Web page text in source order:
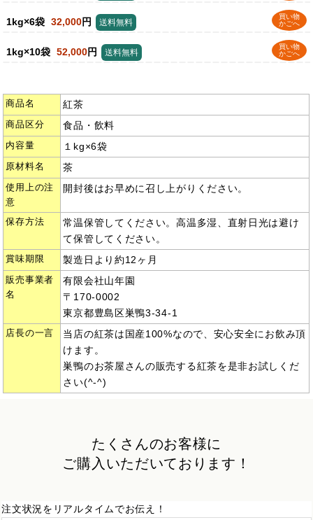
1kg×6袋 32,000円
買い物
かごへ
送料無料
1kg×10袋 52,000円
買い物
かごへ
送料無料
商品名 紅茶
商品区分 食品・飲料
内容量 １kg×6袋
原材料名 茶
使用上の注
意
開封後はお早めに召し上がりください。
保存方法
常温保管してください。高温多湿、直射日光は避け
て保管してください。
賞味期限 製造日より約12ヶ月
販売事業者
名
有限会社山年園
〒170-0002
東京都豊島区巣鴨3-34-1
店長の一言
当店の紅茶は国産100%なので、安心安全にお飲み頂
けます。
巣鴨のお茶屋さんの販売する紅茶を是非お試しくだ
さい(^-^)
たくさんのお客様に
ご購入いただいております！
注文状況をリアルタイムでお伝え！